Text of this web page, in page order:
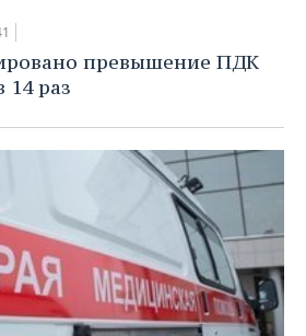
превышение ПДК
14 раз